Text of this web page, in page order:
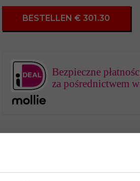
BESTELLEN € 301.30
Bezpieczne
za pośrednictwem